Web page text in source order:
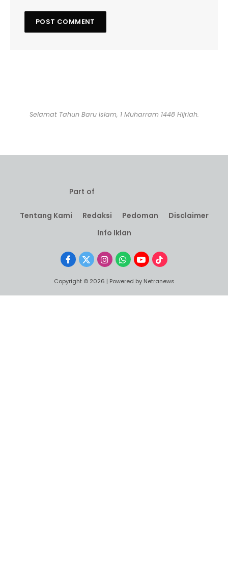
Selamat Tahun Baru Islam, 1 Muharram 1448 Hijriah.
Part of
Tentang Kami Redaksi Pedoman
Disclaimer
Info Iklan
Facebook
X
InstagramWhatsApp
YouTubeTikTok
Copyright © 2026 | Powered by Netranews